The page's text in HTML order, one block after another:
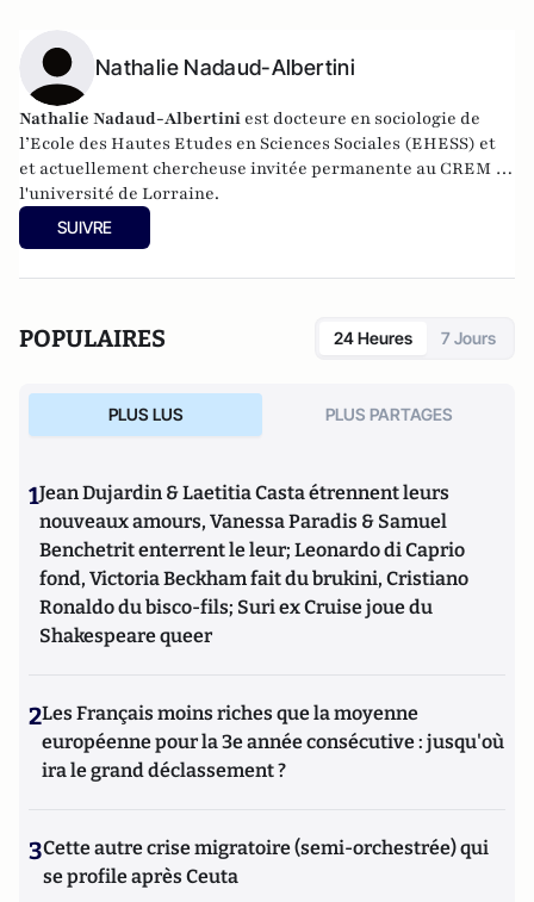
Nathalie Nadaud-Albertini
Nathalie Nadaud-Albertini est docteure en sociologie de
l’Ecole des Hautes Etudes en Sciences Sociales (EHESS) et
et actuellement chercheuse invitée permanente au CREM de
l'université de Lorraine.
SUIVRE
POPULAIRES 24 Heures 7 Jours
PLUS LUS PLUS PARTAGES
1Jean Dujardin & Laetitia Casta étrennent leurs
nouveaux amours, Vanessa Paradis & Samuel
Benchetrit enterrent le leur; Leonardo di Caprio
fond, Victoria Beckham fait du brukini, Cristiano
Ronaldo du bisco-fils; Suri ex Cruise joue du
Shakespeare queer
2Les Français moins riches que la moyenne
européenne pour la 3e année consécutive : jusqu'où
ira le grand déclassement ?
3Cette autre crise migratoire (semi-orchestrée) qui
se profile après Ceuta